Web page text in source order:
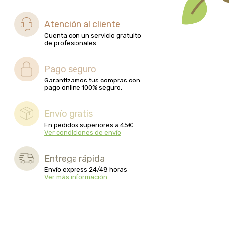
Atención al cliente
Cuenta con un servicio gratuito
de profesionales.
Pago seguro
Garantizamos tus compras con
pago online 100% seguro.
Envío gratis
En pedidos superiores a 45€
Ver condiciones de envío
Entrega rápida
Envío express 24/48 horas
Ver más información